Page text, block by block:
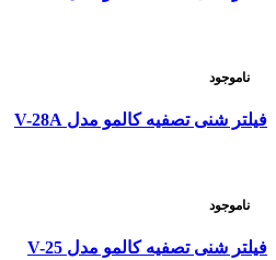
ناموجود
فیلتر شنی تصفیه کالمو مدل V-28A
ناموجود
فیلتر شنی تصفیه کالمو مدل V-25